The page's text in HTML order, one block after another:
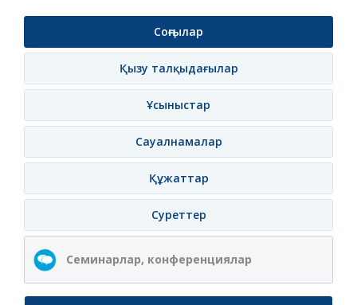
Соңғылар
Қызу талқыдағылар
Ұсыныстар
Сауалнамалар
Құжаттар
Суреттер
Семинарлар, конференциялар